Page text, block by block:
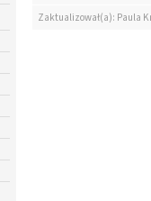
Zaktualizował(a): Paula